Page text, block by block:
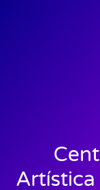
Artística